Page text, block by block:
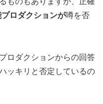
ロダクションが噂を否
ロダクションからの回答
ッキリと否定しているの